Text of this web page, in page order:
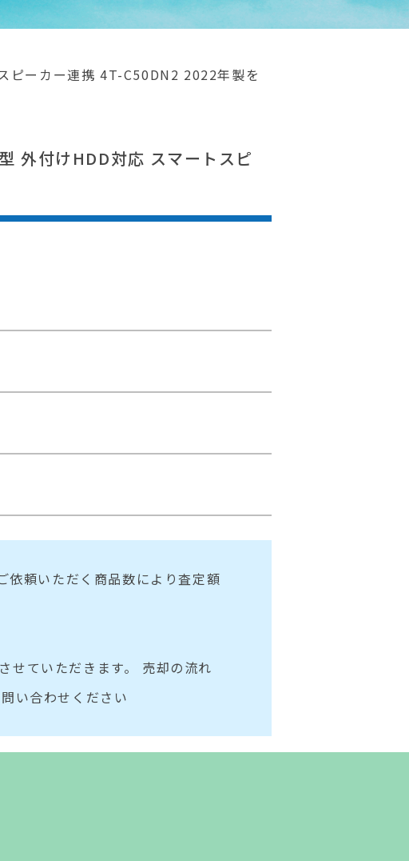
ピーカー連携 4T-C50DN2 2022年製を
外付けHDD対応 スマートスピ
依頼いただく商品数により査定額
せていただきます。 売却の流れ
い合わせください